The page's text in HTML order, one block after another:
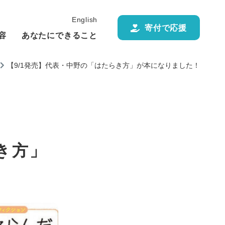
English
あなたにできること
寄付で応援
【9/1発売】代表・中野の「はたらき方」が本になりました！
」